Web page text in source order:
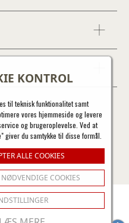
KONTROL
til teknisk funktionalitet samt
vores hjemmeside og levere
og brugeroplevelse. Ved at
giver du samtykke til disse formål.
ALLE COOKIES
NØDVENDIGE COOKIES